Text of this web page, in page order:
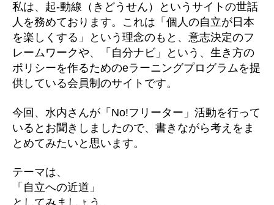
私は、起-動線（きどうせん）というサイトの世話
人を務めております。これは「個人の自立が日本
を楽しくする」という理念のもと、意志決定のフ
レームワークや、「自分ナビ」という、生き方の
ポリシーを作るためのeラーニングプログラムを提
供している会員制のサイトです。
今回、水内さんが「No!フリーター」活動を行って
いるとお聞きしましたので、書きながら考えをま
とめてみたいと思います。
テーマは、
「自立への近道」
としてみましょう。